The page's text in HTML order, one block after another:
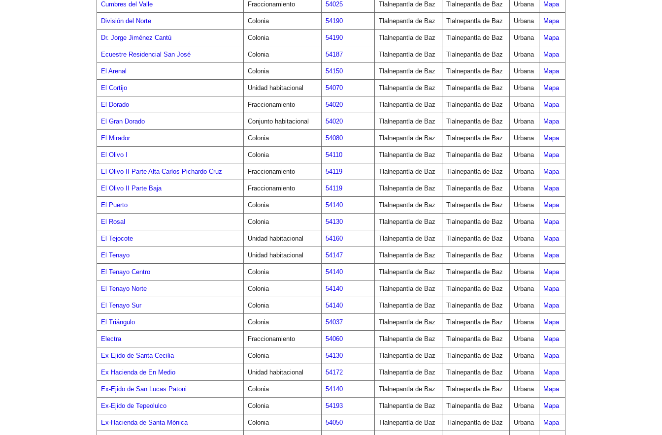
Cumbres del Valle Fraccionamiento 54025 Tlalnepantla de Baz Tlalnepantla de Baz Urbana Mapa
División del Norte Colonia 54190 Tlalnepantla de Baz Tlalnepantla de Baz Urbana Mapa
Dr. Jorge Jiménez Cantú Colonia 54190 Tlalnepantla de Baz Tlalnepantla de Baz Urbana Mapa
Ecuestre Residencial San José Colonia 54187 Tlalnepantla de Baz Tlalnepantla de Baz Urbana Mapa
El Arenal Colonia 54150 Tlalnepantla de Baz Tlalnepantla de Baz Urbana Mapa
El Cortijo Unidad habitacional 54070 Tlalnepantla de Baz Tlalnepantla de Baz Urbana Mapa
El Dorado Fraccionamiento 54020 Tlalnepantla de Baz Tlalnepantla de Baz Urbana Mapa
El Gran Dorado Conjunto habitacional 54020 Tlalnepantla de Baz Tlalnepantla de Baz Urbana Mapa
El Mirador Colonia 54080 Tlalnepantla de Baz Tlalnepantla de Baz Urbana Mapa
El Olivo I Colonia 54110 Tlalnepantla de Baz Tlalnepantla de Baz Urbana Mapa
El Olivo II Parte Alta Carlos Pichardo Cruz Fraccionamiento 54119 Tlalnepantla de Baz Tlalnepantla de Baz Urbana Mapa
El Olivo II Parte Baja Fraccionamiento 54119 Tlalnepantla de Baz Tlalnepantla de Baz Urbana Mapa
El Puerto Colonia 54140 Tlalnepantla de Baz Tlalnepantla de Baz Urbana Mapa
El Rosal Colonia 54130 Tlalnepantla de Baz Tlalnepantla de Baz Urbana Mapa
El Tejocote Unidad habitacional 54160 Tlalnepantla de Baz Tlalnepantla de Baz Urbana Mapa
El Tenayo Unidad habitacional 54147 Tlalnepantla de Baz Tlalnepantla de Baz Urbana Mapa
El Tenayo Centro Colonia 54140 Tlalnepantla de Baz Tlalnepantla de Baz Urbana Mapa
El Tenayo Norte Colonia 54140 Tlalnepantla de Baz Tlalnepantla de Baz Urbana Mapa
El Tenayo Sur Colonia 54140 Tlalnepantla de Baz Tlalnepantla de Baz Urbana Mapa
El Triángulo Colonia 54037 Tlalnepantla de Baz Tlalnepantla de Baz Urbana Mapa
Electra Fraccionamiento 54060 Tlalnepantla de Baz Tlalnepantla de Baz Urbana Mapa
Ex Ejido de Santa Cecilia Colonia 54130 Tlalnepantla de Baz Tlalnepantla de Baz Urbana Mapa
Ex Hacienda de En Medio Unidad habitacional 54172 Tlalnepantla de Baz Tlalnepantla de Baz Urbana Mapa
Ex-Ejido de San Lucas Patoni Colonia 54140 Tlalnepantla de Baz Tlalnepantla de Baz Urbana Mapa
Ex-Ejido de Tepeolulco Colonia 54193 Tlalnepantla de Baz Tlalnepantla de Baz Urbana Mapa
Ex-Hacienda de Santa Mónica Colonia 54050 Tlalnepantla de Baz Tlalnepantla de Baz Urbana Mapa